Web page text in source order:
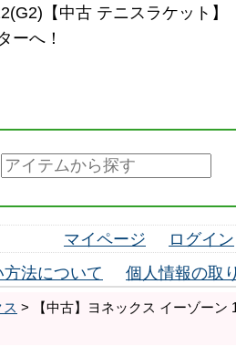
【中古 テニスラケット】
ーへ！
マイページ
ログイン
法について
個人情報の取
ス > 【中古】ヨネックス イーゾーン